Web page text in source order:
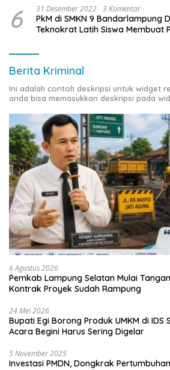
6 31 Desember 2022 3 Komentar
PkM di SMKN 9 Bandarlampung
Teknokrat Latih Siswa Membuat
Berita Kriminal
Ini adalah contoh deskripsi untuk widget
anda bisa memasukkan deskripsi pada
6 Agustus 2026
Pemkab Lampung Selatan Mulai
Kontrak Proyek Sudah Rampung
24 Mei 2026
Bupati Egi Borong Produk UMKM di IDS
Acara Begini Harus Sering Digelar
5 November 2025
Investasi PMDN, Dongkrak